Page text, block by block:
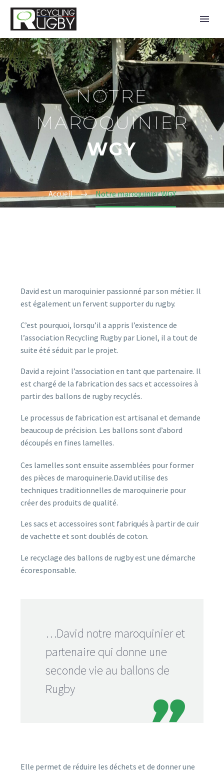
NOTRE
MAROQUINIER
WGY
Accueil Notre maroquinier WGY
David est un maroquinier passionné par son métier. Il
est également un fervent supporter du rugby.
C’est pourquoi, lorsqu’il a appris l’existence de
l’association Recycling Rugby par Lionel, il a tout de
suite été séduit par le projet.
David a rejoint l’association en tant que partenaire. Il
est chargé de la fabrication des sacs et accessoires à
partir des ballons de rugby recyclés.
Le processus de fabrication est artisanal et demande
beaucoup de précision. Les ballons sont d’abord
découpés en fines lamelles.
Ces lamelles sont ensuite assemblées pour former
des pièces de maroquinerie.David utilise des
techniques traditionnelles de maroquinerie pour
créer des produits de qualité.
Les sacs et accessoires sont fabriqués à partir de cuir
de vachette et sont doublés de coton.
Le recyclage des ballons de rugby est une démarche
écoresponsable.
…David notre maroquinier et
partenaire qui donne une
seconde vie au ballons de
Rugby
Elle permet de réduire les déchets et de donner une